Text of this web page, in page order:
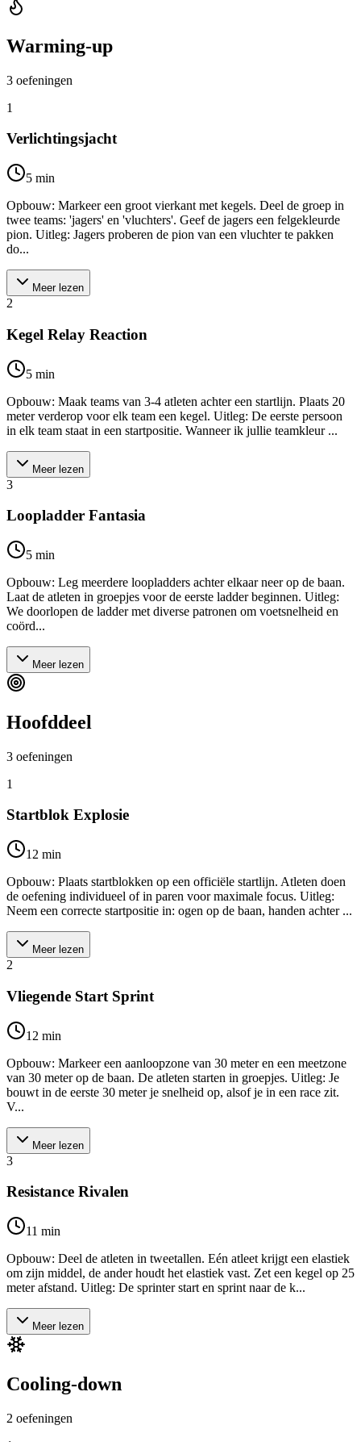
Warming-up
3 oefeningen
1
Verlichtingsjacht
5 min
Opbouw: Markeer een groot vierkant met kegels. Deel de groep in
twee teams: 'jagers' en 'vluchters'. Geef de jagers een felgekleurde
pion. Uitleg: Jagers proberen de pion van een vluchter te pakken
do...
Meer lezen
2
Kegel Relay Reaction
5 min
Opbouw: Maak teams van 3-4 atleten achter een startlijn. Plaats 20
meter verderop voor elk team een kegel. Uitleg: De eerste persoon
in elk team staat in een startpositie. Wanneer ik jullie teamkleur ...
Meer lezen
3
Loopladder Fantasia
5 min
Opbouw: Leg meerdere loopladders achter elkaar neer op de baan.
Laat de atleten in groepjes voor de eerste ladder beginnen. Uitleg:
We doorlopen de ladder met diverse patronen om voetsnelheid en
coörd...
Meer lezen
Hoofddeel
3 oefeningen
1
Startblok Explosie
12 min
Opbouw: Plaats startblokken op een officiële startlijn. Atleten doen
de oefening individueel of in paren voor maximale focus. Uitleg:
Neem een correcte startpositie in: ogen op de baan, handen achter ...
Meer lezen
2
Vliegende Start Sprint
12 min
Opbouw: Markeer een aanloopzone van 30 meter en een meetzone
van 30 meter op de baan. De atleten starten in groepjes. Uitleg: Je
bouwt in de eerste 30 meter je snelheid op, alsof je in een race zit.
V...
Meer lezen
3
Resistance Rivalen
11 min
Opbouw: Deel de atleten in tweetallen. Eén atleet krijgt een elastiek
om zijn middel, de ander houdt het elastiek vast. Zet een kegel op 25
meter afstand. Uitleg: De sprinter start en sprint naar de k...
Meer lezen
Cooling-down
2 oefeningen